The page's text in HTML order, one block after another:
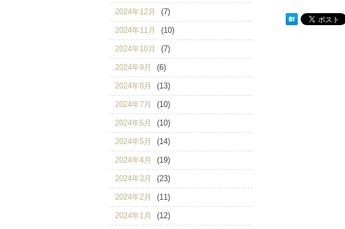
2024年12月 (7)
2024年11月 (10)
2024年10月 (7)
2024年9月 (6)
2024年8月 (13)
2024年7月 (10)
2024年6月 (10)
2024年5月 (14)
2024年4月 (19)
2024年3月 (23)
2024年2月 (11)
2024年1月 (12)